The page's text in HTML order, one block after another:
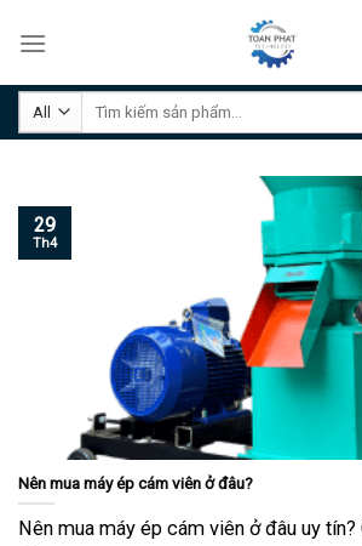
Tìm
Nên mua máy ép cám viên ở đâu?
Nên mua máy ép cám viên ở đâu uy tín?
29
Th4